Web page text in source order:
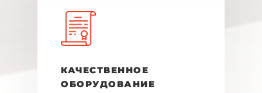
КАЧЕСТВЕННОЕ
ОБОРУДОВАНИЕ